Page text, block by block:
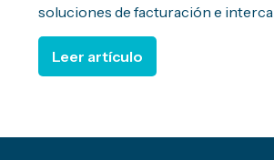
soluciones de facturación e
Leer artículo